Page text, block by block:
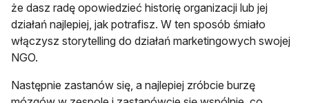
że dasz radę opowiedzieć historię organizacji lub jej
działań najlepiej, jak potrafisz. W ten sposób śmiało
włączysz storytelling do działań marketingowych swojej
NGO.
Następnie zastanów się, a najlepiej zróbcie burzę